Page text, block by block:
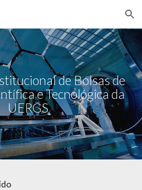
Skip to navigation
de Bolsas de
e Tecnológica da
UERGS